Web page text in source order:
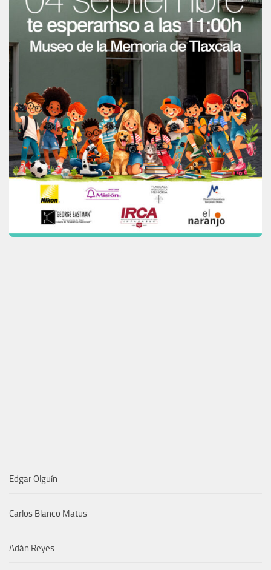
Edgar Olguín
Carlos Blanco Matus
Adán Reyes